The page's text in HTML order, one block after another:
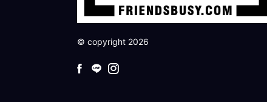
© copyright 2026